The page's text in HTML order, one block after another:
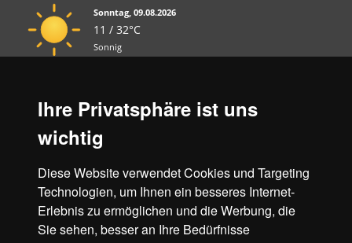
Ihre Privatsphäre ist uns
wichtig
Diese Website verwendet Cookies und Targeting
Technologien, um Ihnen ein besseres Internet-
Erlebnis zu ermöglichen und die Werbung, die
Sie sehen, besser an Ihre Bedürfnisse
Sonntag, 09.08.2026
11 / 32°C
Sonnig
Leicht bewölkt
12 / 23°C
Leicht bewölkt
Aktuelles Wetter ansehen
Unsere Partner